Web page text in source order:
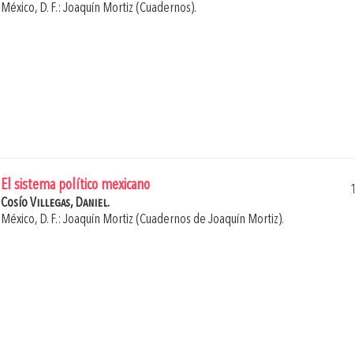
México, D. F.: Joaquín Mortiz (Cuadernos).
El sistema político mexicano
Cosío Villegas, Daniel.
México, D. F.: Joaquín Mortiz (Cuadernos de Joaquín Mortiz).